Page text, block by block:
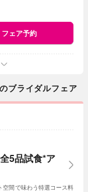
フェア予約
ライダルフェア
5品試食*ア
空間で味わう特選コース料